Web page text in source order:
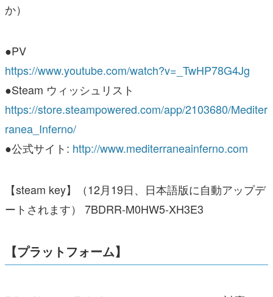
か）
●PV
https://www.youtube.com/watch?v=_TwHP78G4Jg
●Steam ウィッシュリスト
https://store.steampowered.com/app/2103680/Mediter
ranea_Inferno/
●公式サイト: http://www.mediterraneainferno.com
【steam key】（12月19日、日本語版に自動アップデ
ートされます） 7BDRR-M0HW5-XH3E3
【プラットフォーム】